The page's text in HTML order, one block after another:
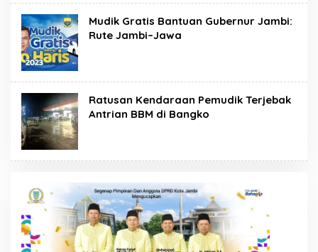
Mudik Gratis Bantuan Gubernur Jambi:
Rute Jambi–Jawa
Ratusan Kendaraan Pemudik Terjebak
Antrian BBM di Bangko